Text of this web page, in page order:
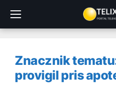
treści
Znacznik
provigil pris